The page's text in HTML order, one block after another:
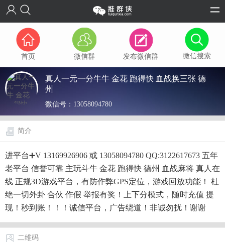
首页 微信群 发布微信群 微信搜索
真人一元一分牛牛 金花 跑得快 血战换三张 德
州
微信号： 13058094780
简介
进平台➕V 13169926906 或 13058094780 QQ:3122617673 五年
老平台 信誉可靠 主玩斗牛 金花 跑得快 德州 血战麻将 真人在
线 正规3D游戏平台，有防作弊GPS定位，游戏回放功能！ 杜
绝一切外卦 合伙 作假 举报有奖！上下分模式，随时充值 提
现！秒到账！！！诚信平台，广告绕道！非诚勿扰！谢谢
二维码